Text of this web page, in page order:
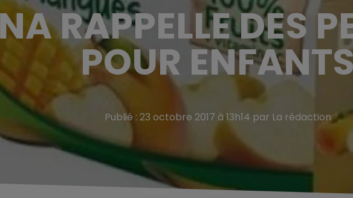
RAPPELLE DES
POUR
Publié : 23 octobre 2017 à 13h14 par La rédaction